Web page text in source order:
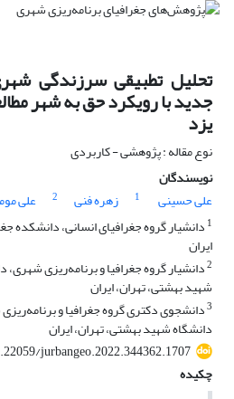
تحلیل تطبیقی سرزندگی
جدید با رویکرد حق به شهر
یزد
نوع مقاله : پژوهشی - کاربردی
نویسندگان
علی حسینی
1 زهره فنی 2 علی
1 دانشیار گروه جغرافیای انسانی، دانشکده
ایران
2دانشیار گروه جغرافیا و برنامه‌ریزی
شهید بهشتی، تهران، ایران
3دانشجوی دکتری گروه جغرافیا و
دانشگاه شهید بهشتی، تهران، ایران
jurbangeo.2022.344362.1707
چکیده